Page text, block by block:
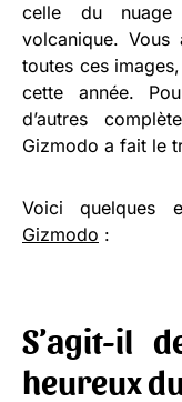
celle du nuage
volcanique. Vous
toutes ces
cette année.
d’autres
Gizmodo a fait le
Voici quelques
Gizmodo :
S’agit-il
heureux